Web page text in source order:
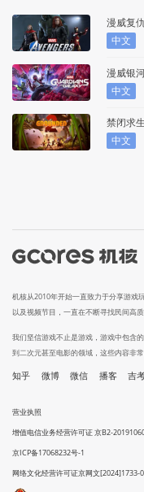
漫威复
中文
漫威银
中文
禁闭求
中文
机核从2010年开始一直致力于分享游戏
以及视频节目，一直在不断寻找民间高质
我们坚信游戏不止是游戏，游戏中包含
到二次元甚至电影的领域，这些内容非
知乎 微博 微信 播客 吉
营业执照
增值电信业务经营许可证 京B2-
京ICP备17068232号-1
网络文化经营许可证京网文[2024]1733-